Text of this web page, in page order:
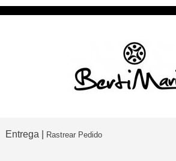
Entrega | Rastrear Pedido